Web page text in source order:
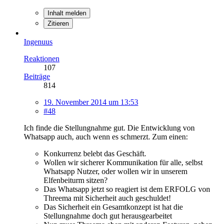
Inhalt melden
Zitieren
Ingenuus
Reaktionen
107
Beiträge
814
19. November 2014 um 13:53
#48
Ich finde die Stellungnahme gut. Die Entwicklung von
Whatsapp auch, auch wenn es schmerzt. Zum einen:
Konkurrenz belebt das Geschäft.
Wollen wir sicherer Kommunikation für alle, selbst
Whatsapp Nutzer, oder wollen wir in unserem
Elfenbeiturm sitzen?
Das Whatsapp jetzt so reagiert ist dem ERFOLG von
Threema mit Sicherheit auch geschuldet!
Das Sicherheit ein Gesamtkonzept ist hat die
Stellungnahme doch gut herausgearbeitet